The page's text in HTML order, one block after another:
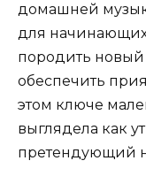
домашней
для
породить
обеспечить
этом ключе
выглядела как
претендующий